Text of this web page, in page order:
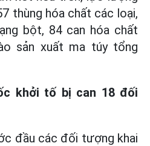
thùng hóa chất các loại,
bột, 84 can hóa chất
sản xuất ma túy tổng
khởi tố bị can 18 đối
đầu các đối tượng khai